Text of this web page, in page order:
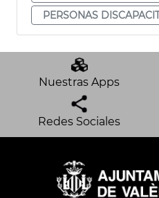
PERSONAS
Nuestras Apps
Redes Sociales